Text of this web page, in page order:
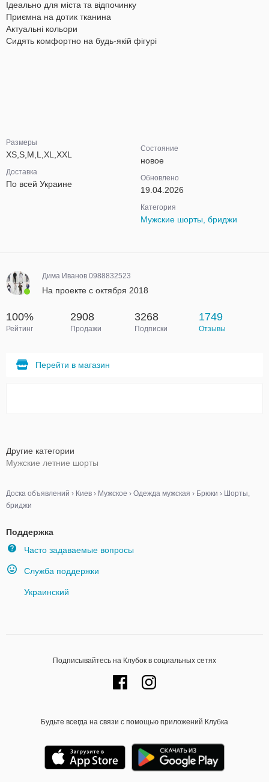
Ідеально для міста та відпочинку
Приємна на дотик тканина
Актуальні кольори
Сидять комфортно на будь-якій фігурі
Размеры
XS,S,M,L,XL,XXL
Доставка
По всей Украине
Состояние
новое
Обновлено
19.04.2026
Категория
Мужские шорты, бриджи
Дима Иванов 0988832523
На проекте с октября 2018
100%
Рейтинг
2908
Продажи
3268
Подписки
1749
Отзывы
Перейти в магазин
Другие категории
Мужские летние шорты
Доска объявлений › Киев › Мужское › Одежда мужская › Брюки › Шорты,
бриджи
Поддержка
Часто задаваемые вопросы
Служба поддержки
Украинский
Подписывайтесь на Клубок в социальных сетях
Будьте всегда на связи с помощью приложений Клубка